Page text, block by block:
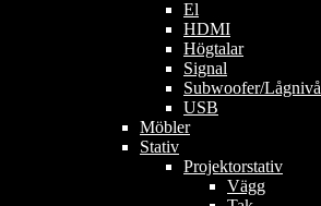
El
HDMI
Högtalar
Signal
Subwoofer/Lågnivå
USB
Möbler
Stativ
Projektorstativ
Vägg